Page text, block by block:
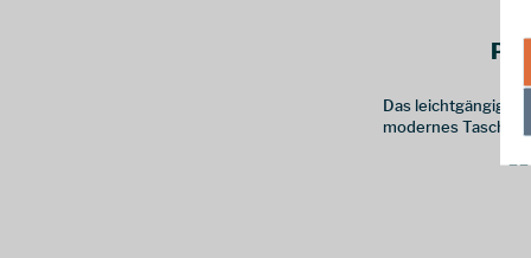
Das leichtgängige
modernes